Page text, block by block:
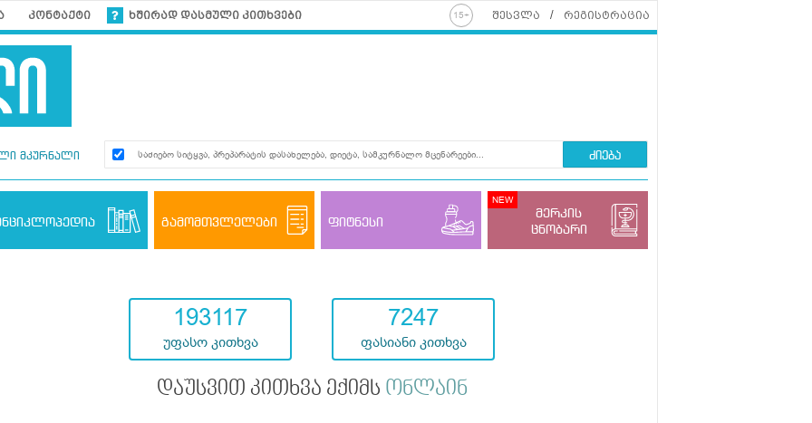
კონტაქტი ხშირად დასმული კითხვები შესვლა რეგისტრაცია
მკურნალი ძიება
გამომთვლელები ფიტნესი
მერკის
ცნობარი
193117
უფასო კითხვა
7247
ფასიანი კითხვა
დაუსვით კითხვა ექიმს ონლაინ